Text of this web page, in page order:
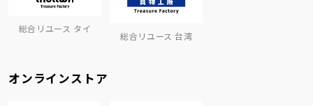
総合リユース タイ
総合リユース 台湾
オンラインストア